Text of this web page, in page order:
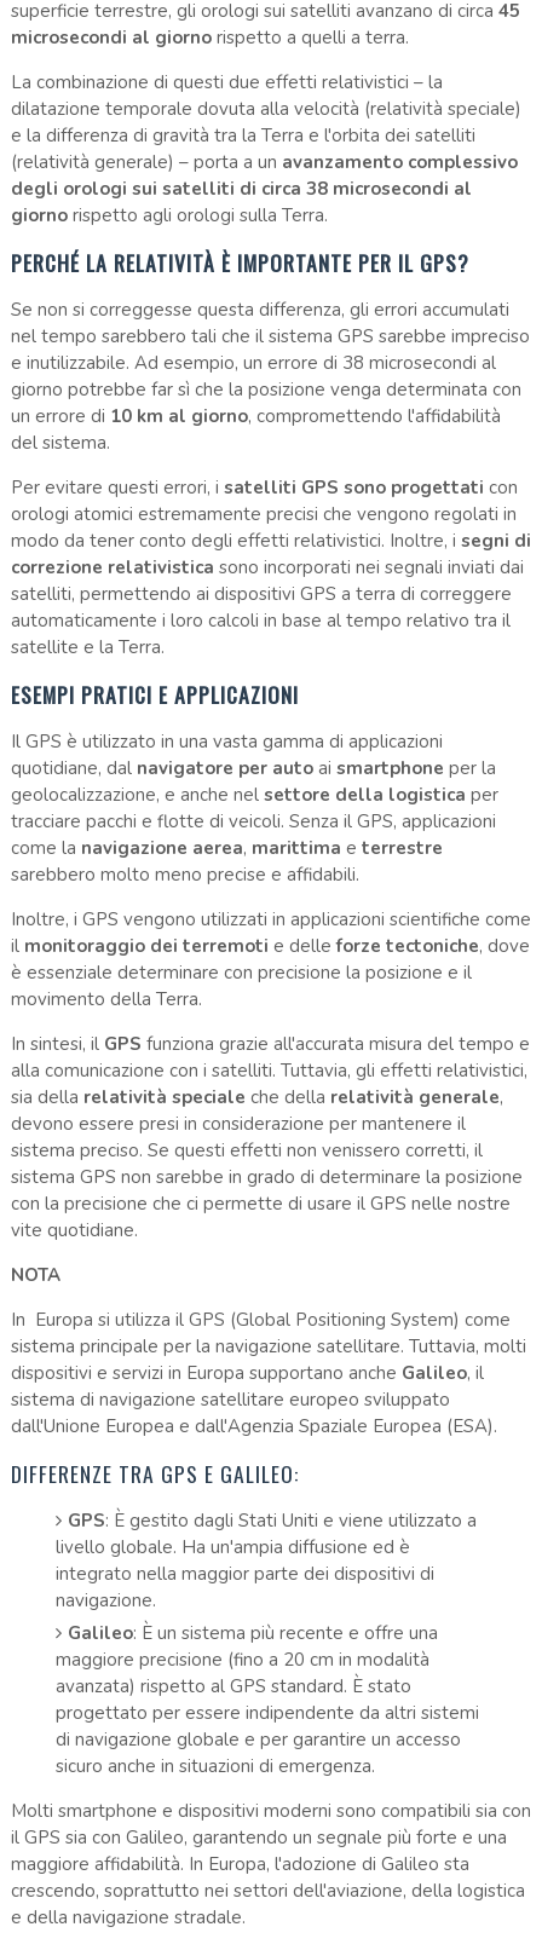
superficie terrestre, gli orologi sui satelliti avanzano di circa 45
microsecondi al giornorispetto a quelli a terra.
La combinazione di questi due effetti relativistici – la
dilatazione temporale dovuta alla velocità (relatività speciale)
e la differenza di gravità tra la Terra e l'orbita dei satelliti
(relatività generale) – porta a un avanzamento complessivo
degli orologi sui satelliti di circa 38 microsecondi al
giornorispetto agli orologi sulla Terra.
PERCHÉ LA RELATIVITÀ È IMPORTANTE PER IL GPS?
Se non si correggesse questa differenza, gli errori accumulati
nel tempo sarebbero tali che il sistema GPS sarebbe impreciso
e inutilizzabile. Ad esempio, un errore di 38 microsecondi al
giorno potrebbe far sì che la posizione venga determinata con
un errore di 10 km al giorno, compromettendo l'affidabilità
del sistema.
Per evitare questi errori, i satelliti GPS sono progettati con
orologi atomici estremamente precisi che vengono regolati in
modo da tener conto degli effetti relativistici. Inoltre, i segni di
correzione relativistica sono incorporati nei segnali inviati dai
satelliti, permettendo ai dispositivi GPS a terra di correggere
automaticamente i loro calcoli in base al tempo relativo tra il
satellite e la Terra.
ESEMPI PRATICI E APPLICAZIONI
Il GPS è utilizzato in una vasta gamma di applicazioni
quotidiane, dal navigatore per autoai smartphone per la
geolocalizzazione, e anche nel settore della logistica per
tracciare pacchi e flotte di veicoli. Senza il GPS, applicazioni
come la navigazione aerea, marittima e terrestre
sarebbero molto meno precise e affidabili.
Inoltre, i GPS vengono utilizzati in applicazioni scientifiche come
il monitoraggio dei terremoti e delleforze tectoniche, dove
è essenziale determinare con precisione la posizione e il
movimento della Terra.
In sintesi, il GPS funziona grazie all'accurata misura del tempo e
alla comunicazione con i satelliti. Tuttavia, gli effetti relativistici,
sia della relatività speciale che della relatività generale,
devono essere presi in considerazione per mantenere il
sistema preciso. Se questi effetti non venissero corretti, il
sistema GPS non sarebbe in grado di determinare la posizione
con la precisione che ci permette di usare il GPS nelle nostre
vite quotidiane.
NOTA
In Europa si utilizza il GPS (Global Positioning System) come
sistema principale per la navigazione satellitare. Tuttavia, molti
dispositivi e servizi in Europa supportano anche Galileo, il
sistema di navigazione satellitare europeo sviluppato
dall'Unione Europea e dall'Agenzia Spaziale Europea (ESA).
DIFFERENZE TRA GPS E GALILEO:
GPS: È gestito dagli Stati Uniti e viene utilizzato a
livello globale. Ha un'ampia diffusione ed è
integrato nella maggior parte dei dispositivi di
navigazione.
Galileo: È un sistema più recente e offre una
maggiore precisione (fino a 20 cm in modalità
avanzata) rispetto al GPS standard. È stato
progettato per essere indipendente da altri sistemi
di navigazione globale e per garantire un accesso
sicuro anche in situazioni di emergenza.
Molti smartphone e dispositivi moderni sono compatibili sia con
il GPS sia con Galileo, garantendo un segnale più forte e una
maggiore affidabilità. In Europa, l'adozione di Galileo sta
crescendo, soprattutto nei settori dell'aviazione, della logistica
e della navigazione stradale.